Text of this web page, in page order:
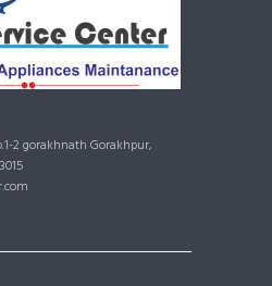
2 gorakhnath Gorakhpur,